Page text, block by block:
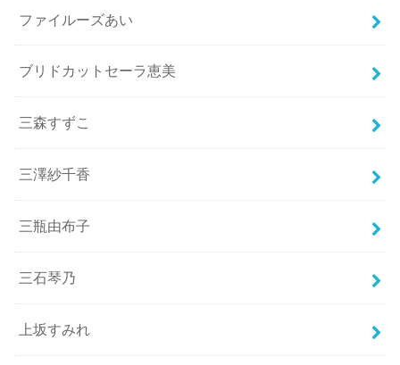
ファイルーズあい
ブリドカットセーラ恵美
三森すずこ
三澤紗千香
三瓶由布子
三石琴乃
上坂すみれ